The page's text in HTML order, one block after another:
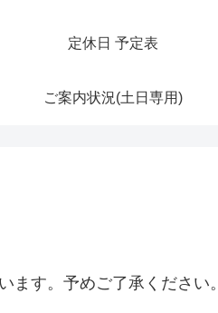
定休日 予定表
ご案内状況(土日専用)
す。予めご了承ください。